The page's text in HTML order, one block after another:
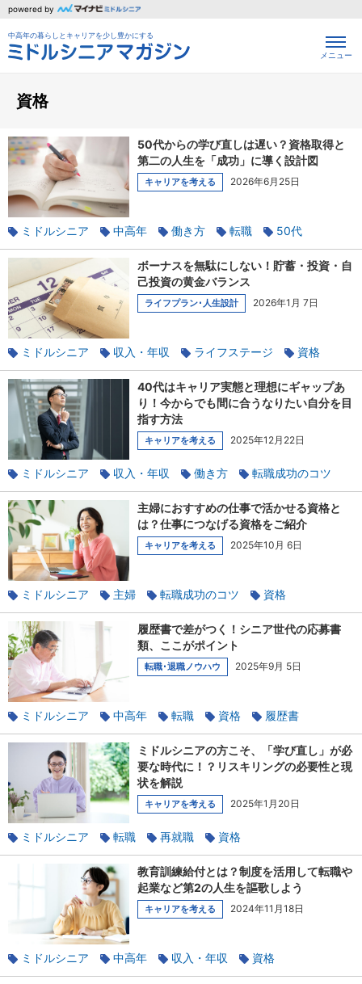
powered by
中高年の暮らしとキャリアを少し豊かにする
メニュー
資格
50代からの学び直しは遅い？資格取得と
第二の人生を「成功」に導く設計図
キャリアを考える 2026年6月25日
ミドルシニア 中高年 働き方 転職
50代
再就職
資格
ボーナスを無駄にしない！貯蓄・投資・自
己投資の黄金バランス
ライフプラン･人生設計 2026年1月 7日
ミドルシニア 収入・年収 ライフステージ
資格
貯蓄
40代はキャリア実態と理想にギャップあ
り！今からでも間に合うなりたい自分を目
指す方法
キャリアを考える 2025年12月22日
ミドルシニア 収入・年収 働き方
転職成功のコツ
ライフステージ
40代
主婦におすすめの仕事で活かせる資格と
は？仕事につなげる資格をご紹介
キャリアを考える 2025年10月 6日
ミドルシニア 主婦 転職成功のコツ
資格
キャリアチェンジ
子育て
履歴書で差がつく！シニア世代の応募書
類、ここがポイント
転職･退職ノウハウ 2025年9月 5日
ミドルシニア 中高年 転職 資格
履歴書
使えるテクニック
ミドルシニアの方こそ、「学び直し」が必
要な時代に！？リスキリングの必要性と現
状を解説
キャリアを考える 2025年1月20日
ミドルシニア 転職 再就職
資格
キャリアチェンジ
教育訓練給付とは？制度を活用して転職や
起業など第2の人生を謳歌しよう
キャリアを考える 2024年11月18日
ミドルシニア 中高年 収入・年収
資格